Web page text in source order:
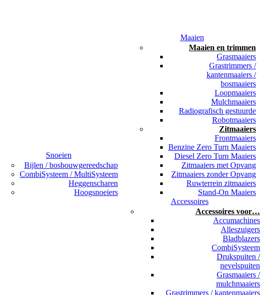
Snoeien
Bijlen / bosbouwgereedschap
CombiSysteem / MultiSysteem
Heggenscharen
Hoogsnoeiers
Maaien
Maaien en trimmen
Grasmaaiers
Grastrimmers /
kantenmaaiers /
bosmaaiers
Loopmaaiers
Mulchmaaiers
Radiografisch gestuurde
Robotmaaiers
Zitmaaiers
Frontmaaiers
Benzine Zero Turn Maaiers
Diesel Zero Turn Maaiers
Zitmaaiers met Opvang
Zitmaaiers zonder Opvang
Ruwterrein zitmaaiers
Stand-On Maaiers
Accessoires
Accessoires voor…
Accumachines
Alleszuigers
Bladblazers
CombiSysteem
Drukspuiten /
nevelspuiten
Grasmaaiers /
mulchmaaiers
Grastrimmers / kantenmaaiers